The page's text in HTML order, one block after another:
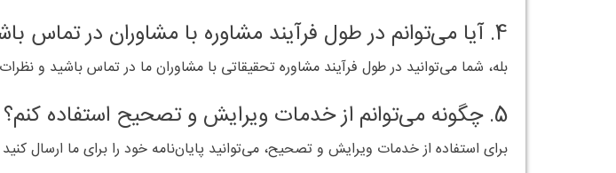
4. آیا می‌توانم در طول فرآیند مشاوره با مشاوران در تماس باشم؟
بله، شما می‌توانید در طول فرآیند مشاوره تحقیقاتی با مشاوران ما در تماس باشید و
5. چگونه می‌توانم از خدمات ویرایش و تصحیح استفاده کنم؟
برای استفاده از خدمات ویرایش و تصحیح، می‌توانید پایان‌نامه خود را برای ما ارسال